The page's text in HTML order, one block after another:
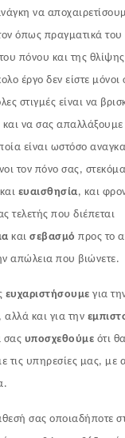
να
όπως πραγματικά του
πόνου και της
έργο δεν είστε
στιγμές είναι να
να σας
είναι ωστόσο
τον πόνο σας,
και ευαισθησία, και
τελετής που διέπεται
και σεβασμό προς το
απώλεια που βιώνετε.
ευχαριστήσουμε για
αλλά και για την
σας υποσχεθούμε ότι
τις υπηρεσίες μας, με
σας οποιαδήποτε